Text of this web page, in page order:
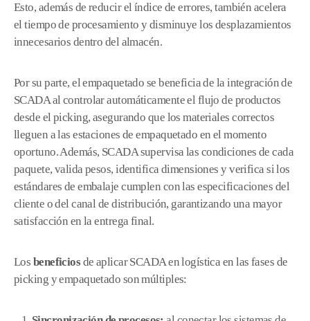
Esto, además de reducir el índice de errores, también acelera
el tiempo de procesamiento y disminuye los desplazamientos
innecesarios dentro del almacén.
Por su parte, el empaquetado se beneficia de la integración de
SCADA al controlar automáticamente el flujo de productos
desde el picking, asegurando que los materiales correctos
lleguen a las estaciones de empaquetado en el momento
oportuno. Además, SCADA supervisa las condiciones de cada
paquete, valida pesos, identifica dimensiones y verifica si los
estándares de embalaje cumplen con las especificaciones del
cliente o del canal de distribución, garantizando una mayor
satisfacción en la entrega final.
Los beneficiosde aplicar SCADA en logística en las fases de
picking y empaquetado son múltiples: